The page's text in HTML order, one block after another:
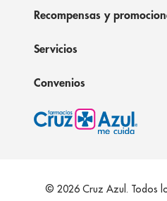
Recompensas y
Servicios
Convenios
© 2026 Cruz Azul. Todos